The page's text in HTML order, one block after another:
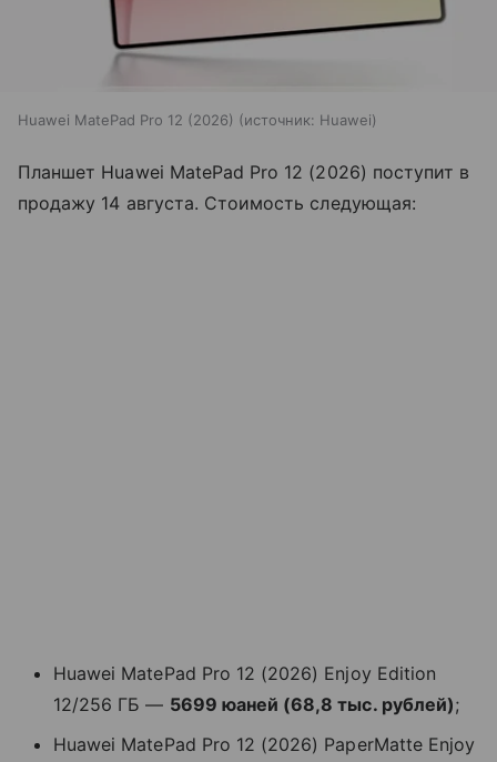
Huawei MatePad Pro 12 (2026) источник: Huawei
Планшет Huawei MatePad Pro 12 (2026) поступит в
продажу 14 августа. Стоимость следующая:
Huawei MatePad Pro 12 (2026) Enjoy Edition
12/256 ГБ — 5699 юаней (68,8 тыс. рублей);
Huawei MatePad Pro 12 (2026) PaperMatte Enjoy